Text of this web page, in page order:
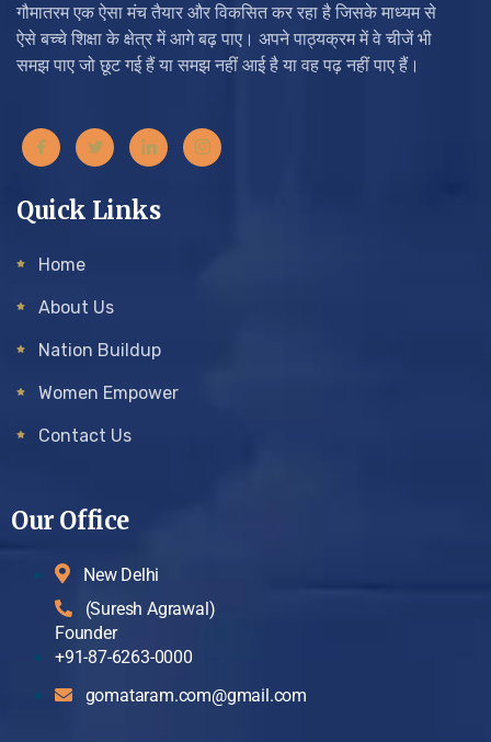
गौमातरम एक ऐसा मंच तैयार और विकसित कर रहा है जिसके माध्यम से
ऐसे बच्चे शिक्षा के क्षेत्र में आगे बढ़ पाए। अपने पाठ्यक्रम में वे चीजें भी
समझ पाए जो छूट गई हैं या समझ नहीं आई है या वह पढ़ नहीं पाए हैं।
Quick Links
Home
About Us
Nation Buildup
Women Empower
Contact Us
Our Office
New Delhi
(Suresh Agrawal)
Founder
+91-87-6263-0000
gomataram.com@gmail.com